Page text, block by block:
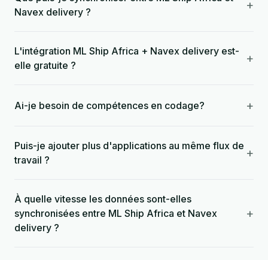
Navex delivery ?
+
L'intégration ML Ship Africa + Navex delivery est-
elle gratuite ?
+
Ai-je besoin de compétences en codage? +
Puis-je ajouter plus d'applications au même flux de
travail ?
+
À quelle vitesse les données sont-elles
synchronisées entre ML Ship Africa et Navex
delivery ?
+